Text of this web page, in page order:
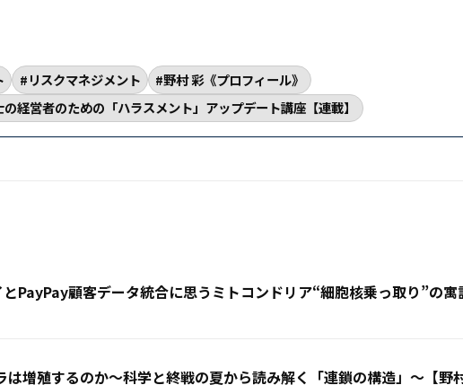
リスクマネジメント
野村 彩《プロフィール》
経営者のための「ハラスメント」アップデート講座【連載】
PayPay顧客データ統合に思うミトコンドリア“細胞核乗っ取り”の
は増殖するのか〜科学と終戦の夏から読み解く「連鎖の構造」〜【